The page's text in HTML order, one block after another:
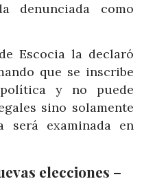
denunciada como
Escocia la declaró
que se inscribe
y no puede
sino solamente
será examinada en
elecciones –